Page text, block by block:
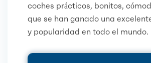
coches prácticos, bonitos,
que se han ganado una
y popularidad en todo el mundo.